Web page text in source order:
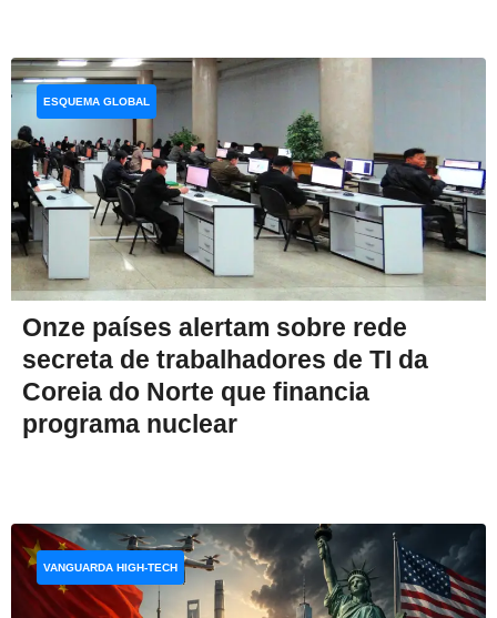
Onze países alertam sobre rede
secreta de trabalhadores de TI da
Coreia do Norte que financia
programa nuclear
ESQUEMA GLOBAL
VANGUARDA HIGH-TECH